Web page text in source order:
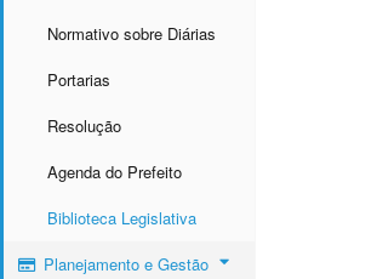
Normativo sobre Diárias
Portarias
Resolução
Agenda do Prefeito
Biblioteca Legislativa
Planejamento e Gestão